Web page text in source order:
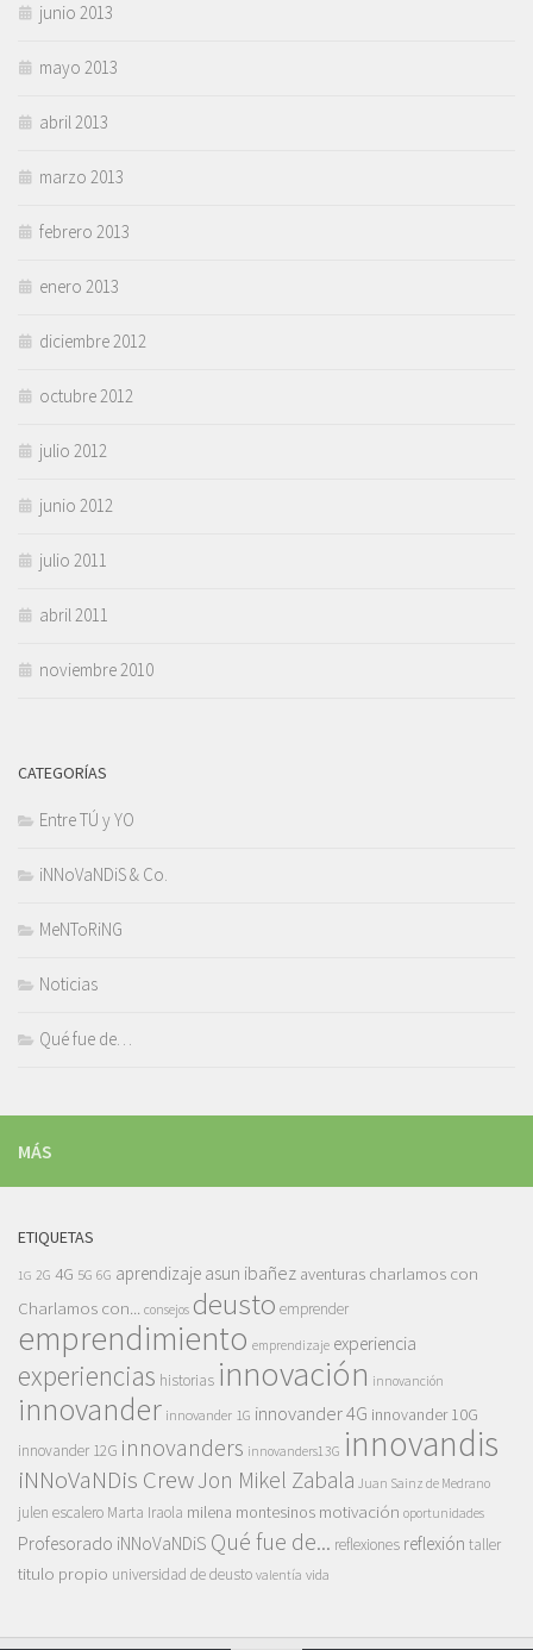
junio 2013
mayo 2013
abril 2013
marzo 2013
febrero 2013
enero 2013
diciembre 2012
octubre 2012
julio 2012
junio 2012
julio 2011
abril 2011
noviembre 2010
CATEGORÍAS
Entre TÚ y YO
iNNoVaNDiS & Co.
MeNToRiNG
Noticias
Qué fue de…
MÁS
ETIQUETAS
1G 2G 4G 5G 6G aprendizaje asun ibañez aventuras charlamos con
Charlamos con... consejos deusto emprender
emprendimiento emprendizaje experiencia
experiencias historias innovación innovanción
innovander innovander 1G innovander 4G innovander 10G
innovander 12G innovanders innovanders13G innovandis
iNNoVaNDis CrewJon Mikel Zabala Juan Sainz de Medrano
julen escalero Marta Iraola milena montesinos motivación oportunidades
Profesorado iNNoVaNDiS Qué fue de... reflexiones reflexión taller
titulo propio universidad de deusto valentía vida